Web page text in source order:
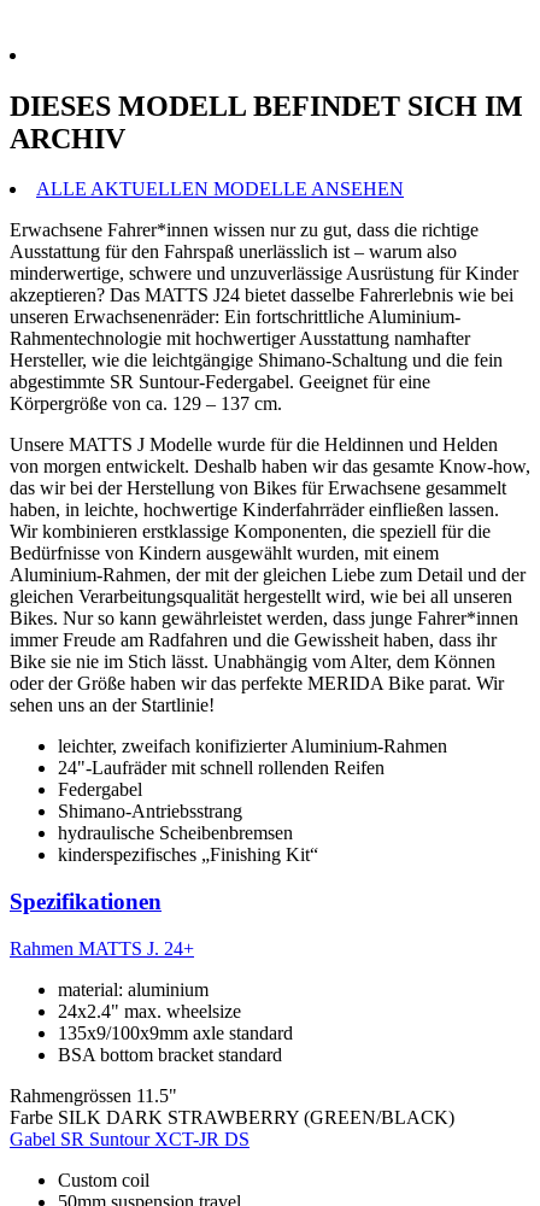
DIESES MODELL BEFINDET SICH IM
ARCHIV
ALLE AKTUELLEN MODELLE ANSEHEN
Erwachsene Fahrer*innen wissen nur zu gut, dass die richtige
Ausstattung für den Fahrspaß unerlässlich ist – warum also
minderwertige, schwere und unzuverlässige Ausrüstung für Kinder
akzeptieren? Das MATTS J24 bietet dasselbe Fahrerlebnis wie bei
unseren Erwachsenenräder: Ein fortschrittliche Aluminium-
Rahmentechnologie mit hochwertiger Ausstattung namhafter
Hersteller, wie die leichtgängige Shimano-Schaltung und die fein
abgestimmte SR Suntour-Federgabel. Geeignet für eine
Körpergröße von ca. 129 – 137 cm.
Unsere MATTS J Modelle wurde für die Heldinnen und Helden
von morgen entwickelt. Deshalb haben wir das gesamte Know-how,
das wir bei der Herstellung von Bikes für Erwachsene gesammelt
haben, in leichte, hochwertige Kinderfahrräder einfließen lassen.
Wir kombinieren erstklassige Komponenten, die speziell für die
Bedürfnisse von Kindern ausgewählt wurden, mit einem
Aluminium-Rahmen, der mit der gleichen Liebe zum Detail und der
gleichen Verarbeitungsqualität hergestellt wird, wie bei all unseren
Bikes. Nur so kann gewährleistet werden, dass junge Fahrer*innen
immer Freude am Radfahren und die Gewissheit haben, dass ihr
Bike sie nie im Stich lässt. Unabhängig vom Alter, dem Können
oder der Größe haben wir das perfekte MERIDA Bike parat. Wir
sehen uns an der Startlinie!
leichter, zweifach konifizierter Aluminium-Rahmen
24"-Laufräder mit schnell rollenden Reifen
Federgabel
Shimano-Antriebsstrang
hydraulische Scheibenbremsen
kinderspezifisches „Finishing Kit“
Spezifikationen
Rahmen MATTS J. 24+
material: aluminium
24x2.4" max. wheelsize
135x9/100x9mm axle standard
BSA bottom bracket standard
Rahmengrössen 11.5"
Farbe SILK DARK STRAWBERRY (GREEN/BLACK)
Gabel SR Suntour XCT-JR DS
Custom coil
50mm suspension travel